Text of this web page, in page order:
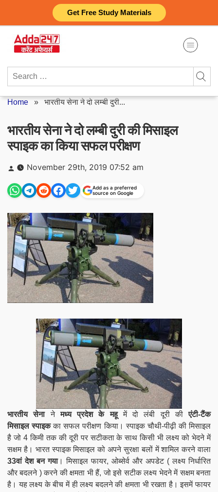
Get Free Study Materials
content
Search
Home » भारतीय सेना ने दो लम्बी दुरी...
भारतीय सेना ने दो लम्बी दुरी की मिसाइल
स्पाइक का किया सफल परीक्षण
Posted
by
November 29th, 2019 07:52 am
Add as a preferred
source on Google
भारतीय सेनानेमध्य प्रदेश के महूमें दो लंबी दूरी कीएंटी-टैंक
मिसाइल स्पाइकका सफल परीक्षण किया। स्पाइक चौथी-पीढ़ी की मिसाइल
है जो 4 किमी तक की दूरी पर सटीकता के साथ किसी भी लक्ष्य को भेदने में
सक्षम है। भारत स्पाइक मिसाइल को अपने सुरक्षा बलों में शामिल करने वाला
33वां देश बन गया। मिसाइल फायर, ओब्सेर्व और अपडेट ( लक्ष्य निर्धारित
और बदलने ) करने की क्षमता भी हैं, जो इसे सटीक लक्ष्य भेदने में सक्षम बनता
है। यह लक्ष्य के बीच में ही लक्ष्य बदलने की क्षमता भी रखता है। इसमें फायर